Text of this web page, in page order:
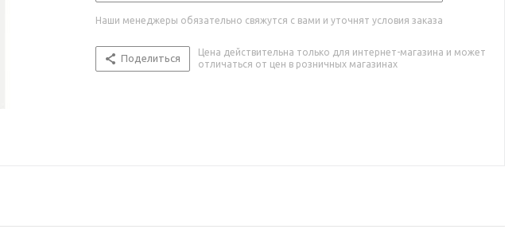
Наши менеджеры обязательно свяжутся с вами и уточнят условия заказа
Поделиться
Цена действительна только для интернет-магазина и может
отличаться от цен в розничных магазинах